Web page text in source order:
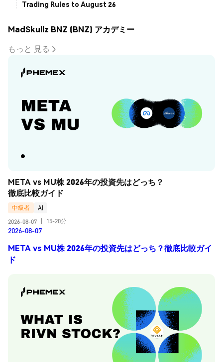
Trading Rules to August 26
MadSkullz BNZ (BNZ) アカデミー
もっと 見る
META vs MU株 2026年の投資先はどっち？
徹底比較ガイド
中級者
AI
2026-08-07
15-20分
2026-08-07
META vs MU株 2026年の投資先はどっち？徹底比較ガイ
ド